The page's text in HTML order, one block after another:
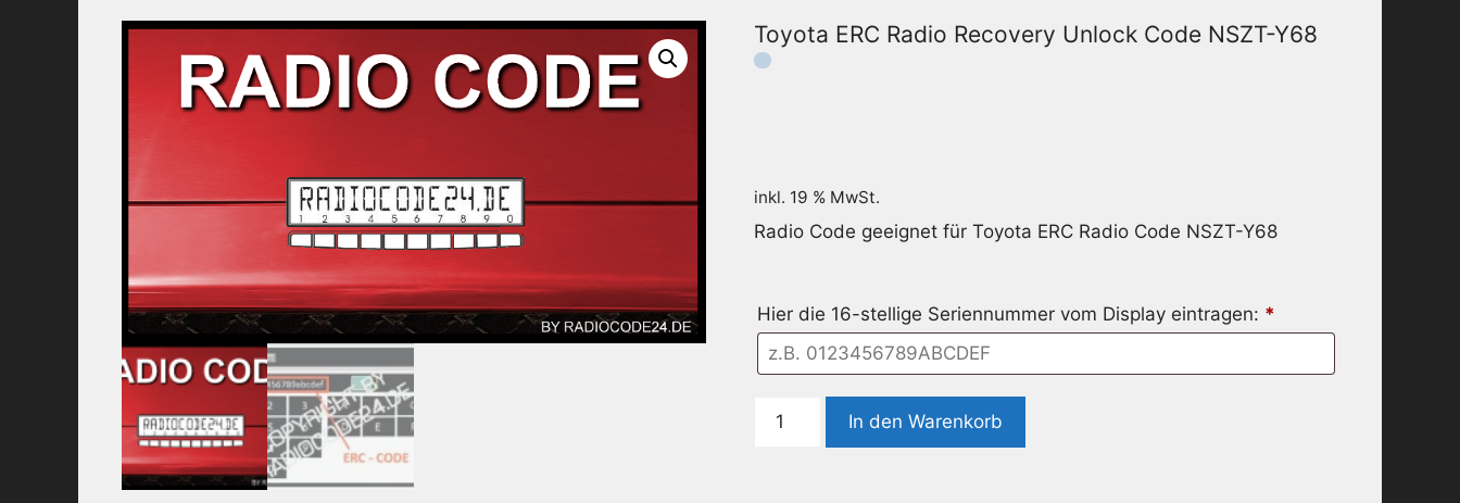
Toyota ERC Radio Recovery Unlock Code NSZT-Y68
inkl. 19 % MwSt.
Radio Code geeignet für Toyota ERC Radio Code NSZT-Y68
Hier die 16-stellige Seriennummer vom Display eintragen: *
ERC
In den Warenkorb